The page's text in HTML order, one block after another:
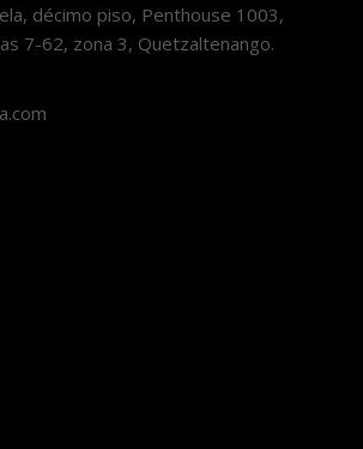
décimo piso, Penthouse 1003,
7-62, zona 3, Quetzaltenango.